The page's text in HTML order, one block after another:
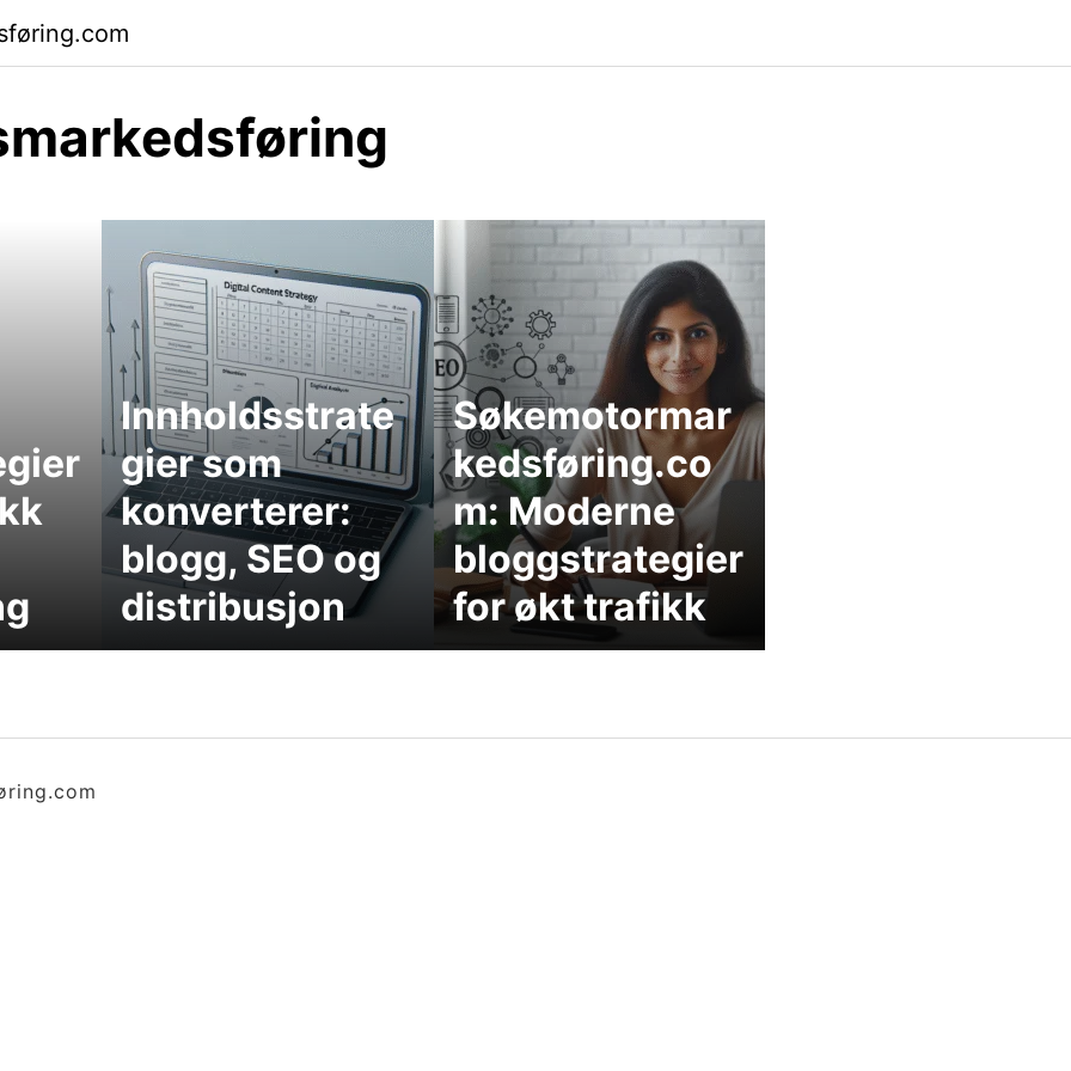
Innholdsstrate
gier som
konverterer:
blogg, SEO og
distribusjon
Søkemotormar
kedsføring.co
m: Moderne
bloggstrategier
for økt trafikk